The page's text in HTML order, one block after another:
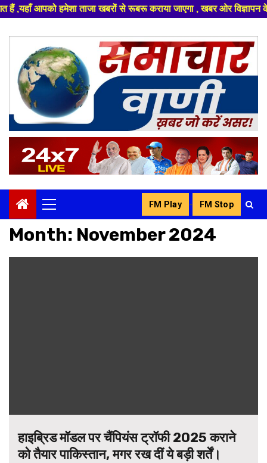
खबरों से रूबरू कराया जाएगा , खबर ओर विज्ञापन के लिए संपर्क करे
content
Primary
Menu
FM Play - FM Stop
Month: November 2024
हाइब्रिड मॉडल पर चैंपियंस ट्रॉफी 2025 कराने
को तैयार पाकिस्तान, मगर रख दीं ये बड़ी शर्तें।